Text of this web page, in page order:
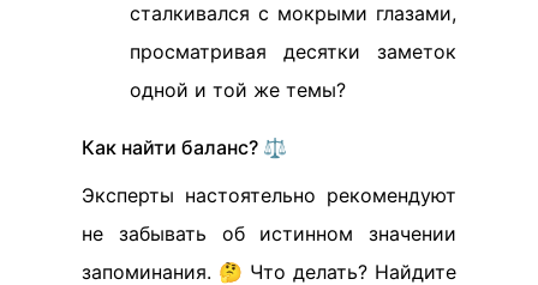
сталкивался с мокрыми глазами,
просматривая десятки заметок
одной и той же темы?
Как найти баланс? ⚖️
Эксперты настоятельно рекомендуют
не забывать об истинном значении
запоминания. 🤔 Что делать? Найдите